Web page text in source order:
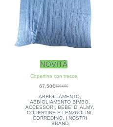
NOVITÀ
Copertina con trecce
135,00€
67,50€
ABBIGLIAMENTO,
ABBIGLIAMENTO BIMBO,
ACCESSORI , BEBE' DI ALMY,
COPERTINE E LENZUOLINI ,
CORREDINO,
I NOSTRI
BRAND